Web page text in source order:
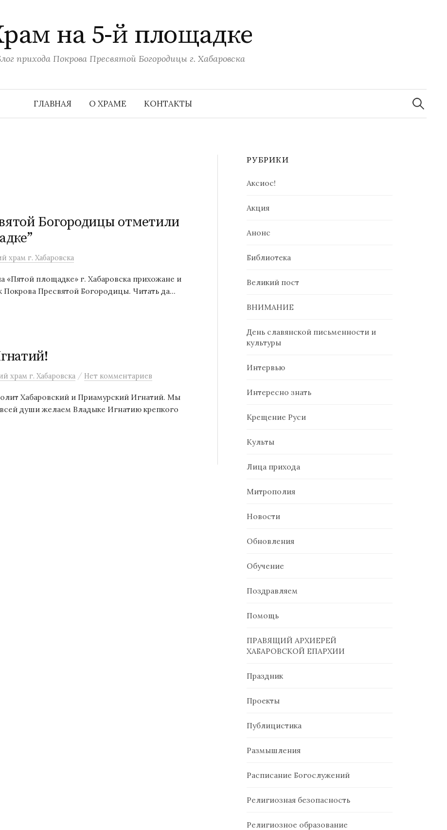
на 5-й площадке
прихода Покрова Пресвятой Богородицы г. Хабаровска
ГЛАВНАЯ О ХРАМЕ КОНТАКТЫ
Найти:
Богородицы отметили
храм г. Хабаровска
«Пятой площадке» г. Хабаровска прихожане и
Пресвятой Богородицы. Читать да...
храм г. Хабаровска / Нет комментариев
Хабаровский и Приамурский Игнатий. Мы
души желаем Владыке Игнатию крепкого
РУБРИКИ
Аксиос!
Акция
Анонс
Библиотека
Великий пост
ВНИМАНИЕ
День славянской письменности и
культуры
Интервью
Интересно знать
Крещение Руси
Культы
Лица прихода
Митрополия
Новости
Обновления
Обучение
Поздравляем
Помощь
ПРАВЯЩИЙ АРХИЕРЕЙ
ХАБАРОВСКОЙ ЕПАРХИИ
Праздник
Проекты
Публицистика
Размышления
Расписание Богослужений
Религиозная безопасность
Религиозное образование